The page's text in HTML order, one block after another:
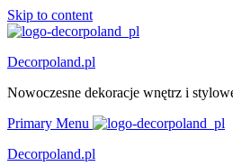
Skip to content
Decorpoland.pl
Nowoczesne dekoracje wnętrz i
Primary Menu
Decorpoland.pl